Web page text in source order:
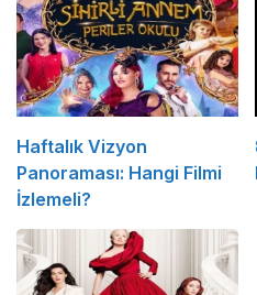
Haftalık Vizyon
Panoraması: Hangi Filmi
İzlemeli?